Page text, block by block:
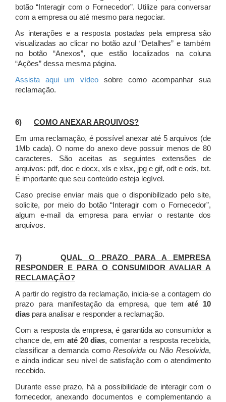
botão “Interagir com o Fornecedor”. Utilize para conversar
com a empresa ou até mesmo para negociar.
As interações e a resposta postadas pela empresa são
visualizadas ao clicar no botão azul “Detalhes” e também
no botão “Anexos”, que estão localizados na coluna
“Ações” dessa mesma página.
Assista aqui um vídeo sobre como acompanhar sua
reclamação.
6) COMO ANEXAR ARQUIVOS?
Em uma reclamação, é possível anexar até 5 arquivos (de
1Mb cada). O nome do anexo deve possuir menos de 80
caracteres. São aceitas as seguintes extensões de
arquivos: pdf, doc e docx, xls e xlsx, jpg e gif, odt e ods, txt.
É importante que seu conteúdo esteja legível.
Caso precise enviar mais que o disponibilizado pelo site,
solicite, por meio do botão “Interagir com o Fornecedor”,
algum e-mail da empresa para enviar o restante dos
arquivos.
7)QUAL O PRAZO PARA A EMPRESA
RESPONDER E PARA O CONSUMIDOR AVALIAR A
RECLAMAÇÃO?
A partir do registro da reclamação, inicia-se a contagem do
prazo para manifestação da empresa, que tematé 10
dias para analisar e responder a reclamação.
Com a resposta da empresa, é garantida ao consumidor a
chance de, em até 20 dias, comentar a resposta recebida,
classificar a demanda comoResolvida ouNão Resolvida,
e ainda indicar seu nível de satisfação com o atendimento
recebido.
Durante esse prazo, há a possibilidade de interagir com o
fornecedor, anexando documentos e complementando a